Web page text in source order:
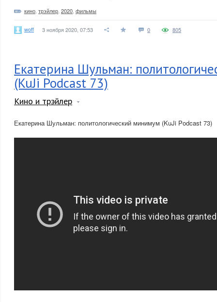
кино трэйлер 2020 фильмы
woff 3 ноября 2020, 07:53 0 805
Екатерина Шульман:
(KuJi Podcast 73)
Кино и трэйлер
Екатерина Шульман: политологический минимум (KuJi Podcast 73)